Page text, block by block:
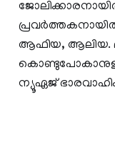
ആഫിയ, ആലിയ.
കൊണ്ടുപോകാനുള്ള
ന്യൂഏജ്